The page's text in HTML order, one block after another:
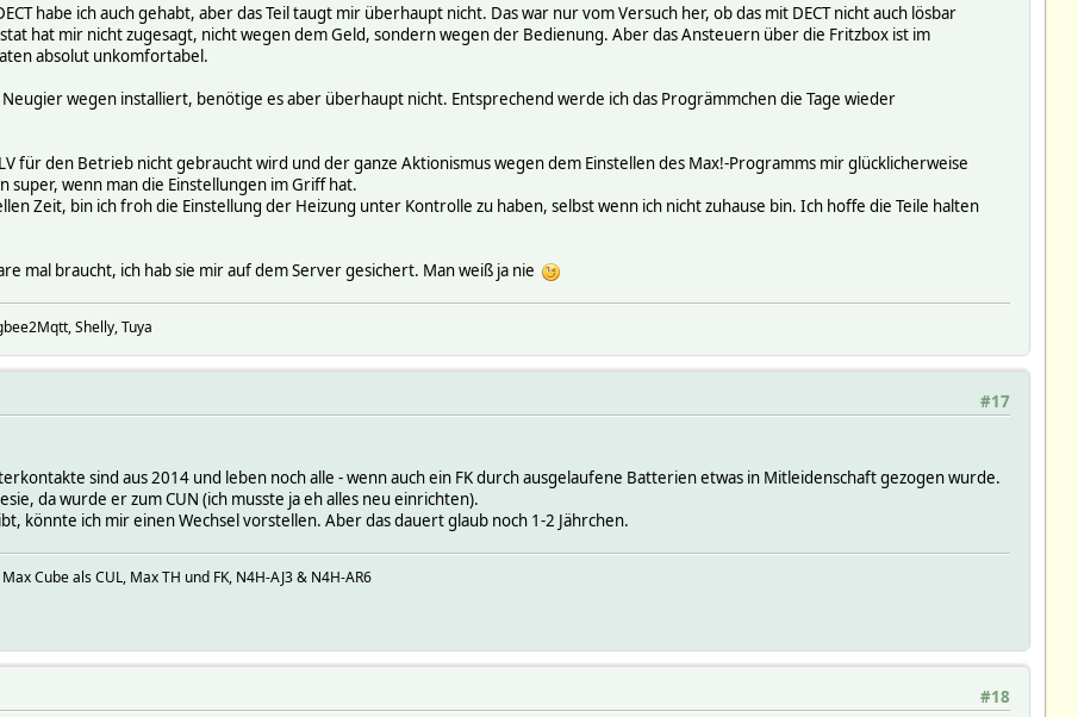
habe ich auch gehabt, aber das Teil taugt mir überhaupt nicht. Das war nur vom Versuch her, ob das mit DECT nicht auch lösbar
hat mir nicht zugesagt, nicht wegen dem Geld, sondern wegen der Bedienung. Aber das Ansteuern über die Fritzbox ist im
absolut unkomfortabel.
Neugier wegen installiert, benötige es aber überhaupt nicht. Entsprechend werde ich das Progrämmchen die Tage wieder
für den Betrieb nicht gebraucht wird und der ganze Aktionismus wegen dem Einstellen des Max!-Programms mir glücklicherweise
super, wenn man die Einstellungen im Griff hat.
Zeit, bin ich froh die Einstellung der Heizung unter Kontrolle zu haben, selbst wenn ich nicht zuhause bin. Ich hoffe die Teile halten
mal braucht, ich hab sie mir auf dem Server gesichert. Man weiß ja nie
Shelly, Tuya
#17
sind aus 2014 und leben noch alle - wenn auch ein FK durch ausgelaufene Batterien etwas in Mitleidenschaft gezogen wurde.
da wurde er zum CUN (ich musste ja eh alles neu einrichten).
könnte ich mir einen Wechsel vorstellen. Aber das dauert glaub noch 1-2 Jährchen.
Cube als CUL, Max TH und FK, N4H-AJ3 & N4H-AR6
#18